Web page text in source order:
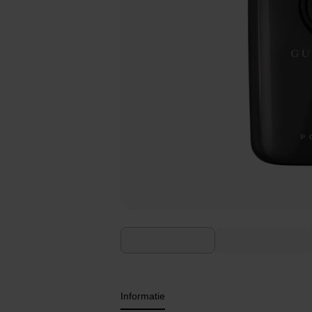
Informatie